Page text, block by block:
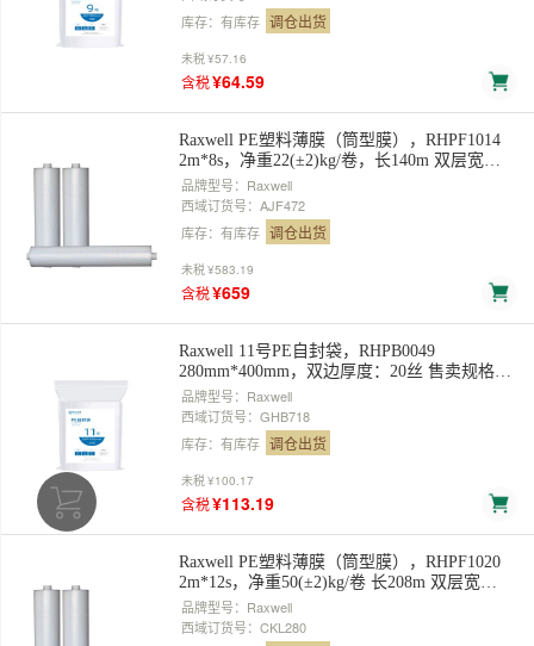
库存：有库存 调仓出货
未税¥57.16
含税¥64.59
Raxwell PE塑料薄膜（筒型膜），RHPF1014
2m*8s，净重22(±2)kg/卷，长140m 双层宽
1m，展开单层宽2米，对折卷装 售卖规格：1
卷
品牌型号：Raxwell
西域订货号：AJF472
库存：有库存 调仓出货
未税¥583.19
含税¥659
Raxwell 11号PE自封袋，RHPB0049
280mm*400mm，双边厚度：20丝 售卖规格：
100个/包
品牌型号：Raxwell
西域订货号：GHB718
库存：有库存 调仓出货
未税¥100.17
含税¥113.19
Raxwell PE塑料薄膜（筒型膜），RHPF1020
2m*12s，净重50(±2)kg/卷 长208m 双层宽
1m，展开单层宽2m，对折卷装 售卖规格：1
卷
品牌型号：Raxwell
西域订货号：CKL280